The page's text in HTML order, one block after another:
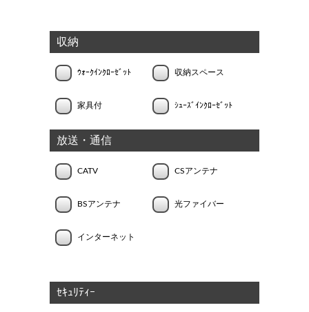
収納
ｳｫｰｸｲﾝｸﾛｰｾﾞｯﾄ 収納スペース
家具付 ｼｭｰｽﾞｲﾝｸﾛｰｾﾞｯﾄ
放送・通信
CATV CSアンテナ
BSアンテナ 光ファイバー
インターネット
ｾｷｭﾘﾃｨｰ